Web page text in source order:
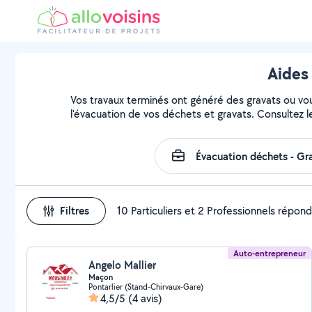
Vos travaux terminés ont généré des gravats ou
l'évacuation de vos déchets et gravats.
Filtres 10 Particuliers et 2 Professionnels
Auto-entrepreneur
Angelo Mallier
Maçon
Pontarlier (Stand-Chirvaux-Gare)
4,5/5 (4 avis)